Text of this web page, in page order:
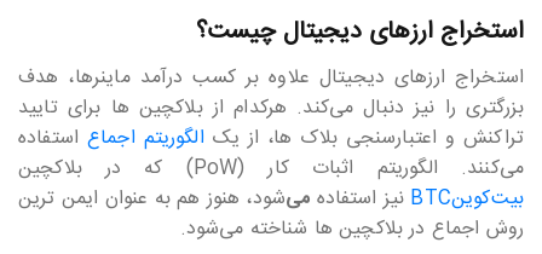
استخراج ارزهای دیجیتال چیست؟
استخراج ارزهای دیجیتال علاوه بر کسب درآمد ماینرها، هدف
بزرگتری را نیز دنبال می‎‎‎‎‎‎‎کند. هرکدام از بلاکچین ها برای تایید
تراکنش و اعتبارسنجی بلاک ها، از یک الگوریتم اجماع استفاده
می‎‎‎‎‎‎‎کنند. الگوریتم اثبات کار (PoW) که در بلاکچین
بیت‎‎‎‎‎‎کوینBTC
نیز استفاده می‎‎‎‎‎‎‎شود، هنوز هم به عنوان ایمن ترین
روش اجماع در بلاکچین ها شناخته می‎‎‎‎‎‎‎شود.